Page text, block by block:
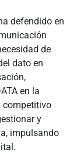
defendido en
de
dato en
en la
competitivo
y
impulsando